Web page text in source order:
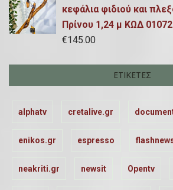
κεφάλια φιδιού και
Πρίνου 1,24 μ ΚΩΔ
€145.00
ΕΤΙΚΈΤΕΣ
alphatv cretalive.gr
enikos.gr espresso
neakriti.gr newsit Opentv